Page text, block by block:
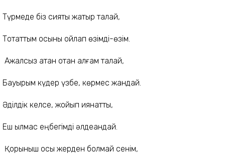
Түрмеде біз сияқты жатыр талай,
Тоқтаттым осыны ойлап өзімді-өзім.
Ажалсыз атқан оқтан қалғам талай,
Бауырым күдер үзбе, көрмес жандай.
Әділдік келсе, жойып қиянатты,
Еш қылмас еңбегімді әлдеқандай.
Қорқыныш осы жерден болмай сенім,